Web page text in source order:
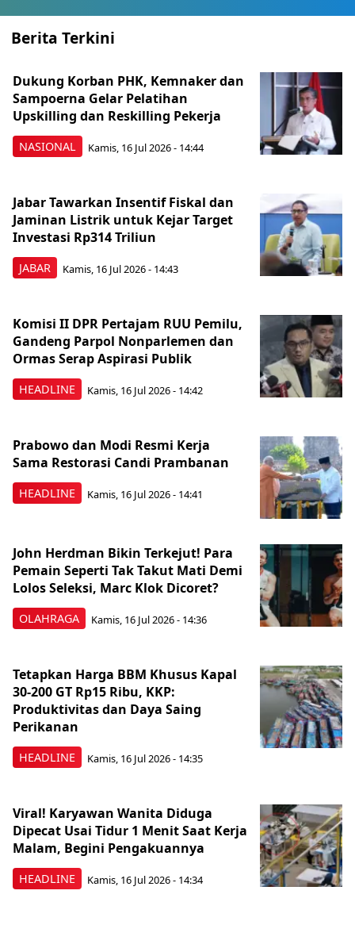
Berita Terkini
NASIONAL
Dukung Korban PHK, Kemnaker dan
Sampoerna Gelar Pelatihan
Upskilling dan Reskilling Pekerja
Kamis, 16 Jul 2026 - 14:44
JABAR
Jabar Tawarkan Insentif Fiskal dan
Jaminan Listrik untuk Kejar Target
Investasi Rp314 Triliun
Kamis, 16 Jul 2026 - 14:43
HEADLINE
Komisi II DPR Pertajam RUU Pemilu,
Gandeng Parpol Nonparlemen dan
Ormas Serap Aspirasi Publik
Kamis, 16 Jul 2026 - 14:42
HEADLINE
Prabowo dan Modi Resmi Kerja
Sama Restorasi Candi Prambanan
Kamis, 16 Jul 2026 - 14:41
OLAHRAGA
John Herdman Bikin Terkejut! Para
Pemain Seperti Tak Takut Mati Demi
Lolos Seleksi, Marc Klok Dicoret?
Kamis, 16 Jul 2026 - 14:36
HEADLINE
Tetapkan Harga BBM Khusus Kapal
30-200 GT Rp15 Ribu, KKP:
Produktivitas dan Daya Saing
Perikanan
Kamis, 16 Jul 2026 - 14:35
HEADLINE
Viral! Karyawan Wanita Diduga
Dipecat Usai Tidur 1 Menit Saat Kerja
Malam, Begini Pengakuannya
Kamis, 16 Jul 2026 - 14:34